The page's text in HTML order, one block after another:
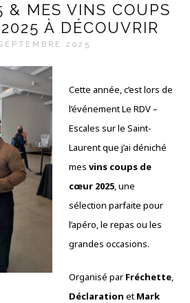
& MES VINS COUPS
À DÉCOUVRIR
2025
Cette année, c’est lors de
l’événement Le RDV –
Escales sur le Saint-
Laurent que j’ai déniché
mesvins coups de
cœur 2025, une
sélection parfaite pour
l’apéro, le repas ou les
grandes occasions.
Organisé par Fréchette,
Déclaration et Mark